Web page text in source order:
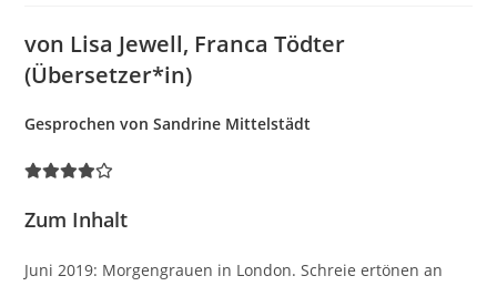
von Lisa Jewell, Franca Tödter
(Übersetzer*in)
Gesprochen von Sandrine Mittelstädt
Zum Inhalt
Juni 2019: Morgengrauen in London. Schreie ertönen an